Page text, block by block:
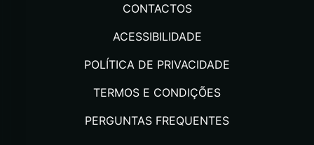
CONTACTOS
ACESSIBILIDADE
POLÍTICA DE PRIVACIDADE
TERMOS E CONDIÇÕES
PERGUNTAS FREQUENTES